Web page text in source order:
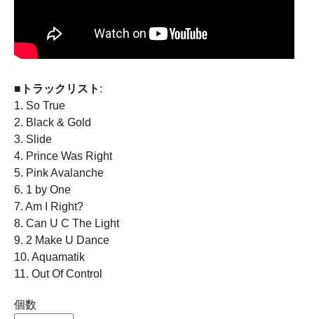
■トラックリスト :
1. So True
2. Black & Gold
3. Slide
4. Prince Was Right
5. Pink Avalanche
6. 1 by One
7. Am I Right?
8. Can U C The Light
9. 2 Make U Dance
10. Aquamatik
11. Out Of Control
個数